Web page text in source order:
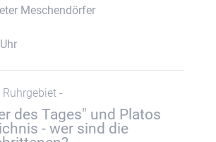
Meschendörfer
-
des Tages" und Platos
- wer sind die